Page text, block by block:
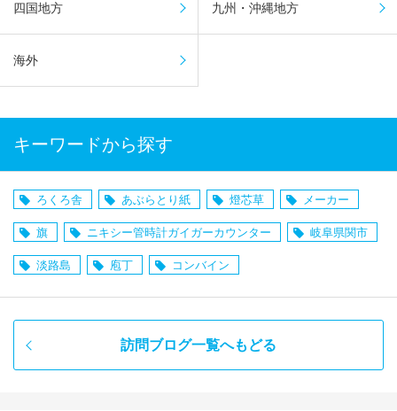
四国地方 九州・沖縄地方
海外
キーワードから探す
ろくろ舎 あぶらとり紙 燈芯草 メーカー
旗 ニキシー管時計ガイガーカウンター 岐阜県関市
淡路島 庖丁 コンバイン
訪問ブログ一覧へもどる